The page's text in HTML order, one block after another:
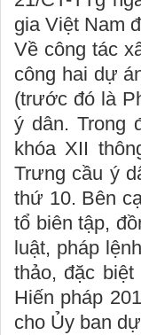
gia Việt Nam
Về công tác
công hai dự
(trước đó là
ý dân. Trong
khóa XII
Trưng cầu ý
thứ 10. Bên
tổ biên tập,
luật, pháp
thảo, đặc
Hiến pháp
cho Ủy ban